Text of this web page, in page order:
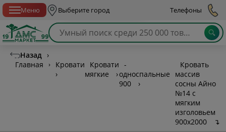
Меню Выберите город Телефоны
Назад ›
Главная
›
Кровати
›
Кровати
мягкие
›
-
односпальные
900
›
Кровать
массив
сосны Айно
№14 с
мягким
изголовьем
900х2000
↴